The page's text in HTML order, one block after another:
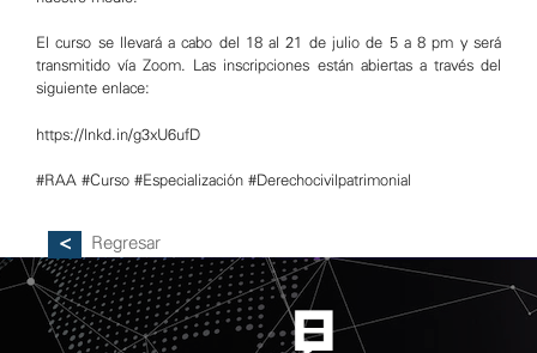
El curso se llevará a cabo del 18 al 21 de julio de 5 a 8 pm y será
transmitido vía Zoom. Las inscripciones están abiertas a través del
siguiente enlace:
https://lnkd.in/g3xU6ufD
#RAA #Curso #Especialización #Derechocivilpatrimonial
Regresar